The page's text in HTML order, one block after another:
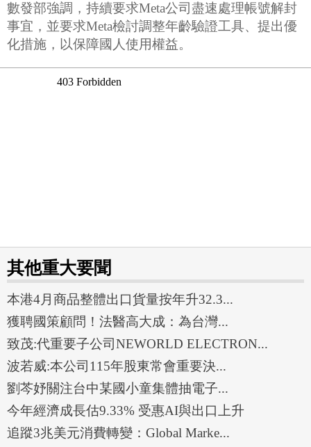
數發部強調，持續要求Meta公司盡速處理帳號解封
事宜，並要求Meta檢討調整年齡驗證工具、提出優
化措施，以保障國人使用權益。
其他重大要聞
本港4月商品整體出口貨量按年升32.3...
獲聘國策顧問！法醫高大成：為台灣...
致茂:代重要子公司NEWORLD ELECTRON...
波若威:本公司115年股東常會重要決...
劉芩妤關注台中某國小童集體抽電子...
今年經濟成長估9.33% 受惠AI與出口上升
追蹤3兆美元消費轉變：Global Marke...